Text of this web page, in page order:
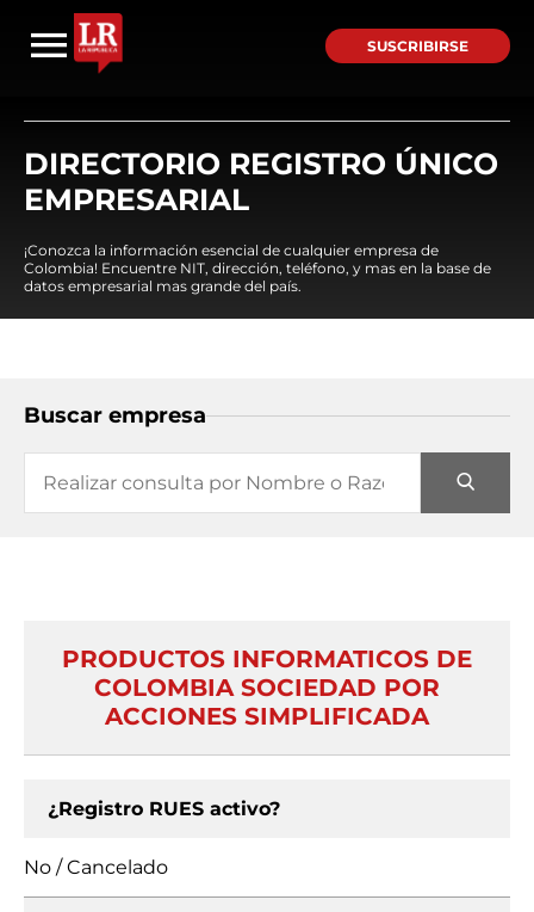
SUSCRIBIRSE
DIRECTORIO REGISTRO ÚNICO
EMPRESARIAL
¡Conozca la información esencial de cualquier empresa de
Colombia! Encuentre NIT, dirección, teléfono, y mas en la base de
datos empresarial mas grande del país.
Buscar empresa
PRODUCTOS INFORMATICOS DE
COLOMBIA SOCIEDAD POR
ACCIONES SIMPLIFICADA
¿Registro RUES activo?
No / Cancelado